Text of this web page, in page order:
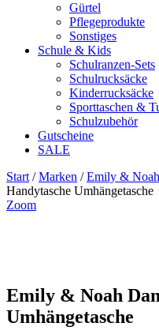
Gürtel
Pflegeprodukte
Sonstiges
Schule & Kids
Schulranzen-Sets
Schulrucksäcke
Kinderrucksäcke
Sporttaschen &
Schulzubehör
Gutscheine
SALE
Start /Marken /Emily & Noah
Handytasche Umhängetasche
Zoom
Emily & Noah
Umhängetasche